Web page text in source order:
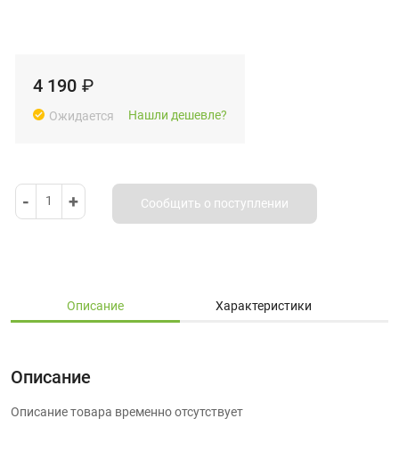
4 190 ₽
Ожидается Нашли дешевле?
- 1 + Сообщить о поступлении
Описание Характеристики
Описание
Описание товара временно отсутствует